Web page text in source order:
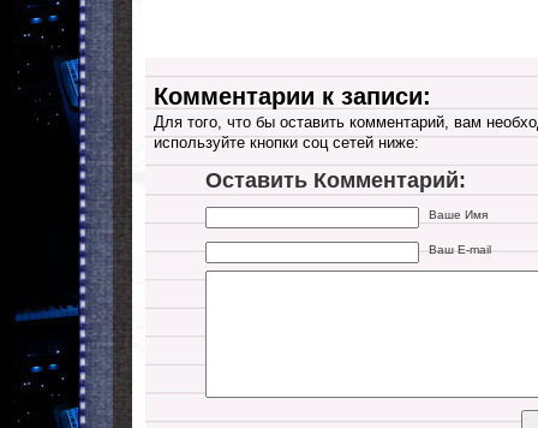
Комментарии к записи:
Для того, что бы оставить комментарий, вам
используйте кнопки соц сетей ниже:
Оставить Комментарий:
Ваше Имя
Ваш E-mail